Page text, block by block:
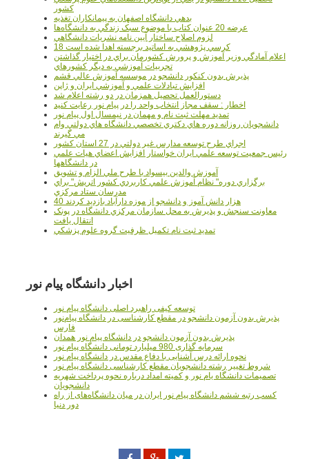
کشور
بدهي دانشگاه اصفهان به پيمانکاران تغذيه
عرضه 20 عنوان کتاب با موضوع سبک زندگي به دانشگاه‌ها
لزوم اصلاح ساختار آيين نامه نشريات دانشگاهي
18 کرسي پژوهشي به اساتيد برجسته اهدا شده است
اعلام آمادگي وزير آموزش و پرورش کشورمان براي در اختيار گذاشتن
تجربيات آموزشي به ديگر کشورهاي
پذيرش بدون کنکور دانشجو در موسسه آموزش عالي قشم
افزايش تبادلات علمي و آموزشي ايران و ژاپن
دستورالعمل تحصیل همزمان در دو رشته اعلام شد
اخطار : سقف مجاز انتخاب واحد را در پیام نور رعایت کنید
تمدید مهلت ثبت نام و مهمان در نیمسال اول پیام نور
دانشجويان روزانه دوره هاي دكتري تخصصي دانشگاه هاي دولتي وام
مي گيرند
اجراي طرح توسعه مدارس غير دولتي در 27 استان کشور
رئيس جمعيت توسعه علمي ايران خواستار افزايش اعضاي هيات علمي
در دانشگاهها
آموزش والدين بيسواد با طرح ملي الزام و تشويق
برگزاري دوره" نظام آموزش علمي كاربردي كشور اتريش" براي
مدرسان ستاد مرکزي
40 هزار دانش آموز و دانشجو از موزه دارآباد بازديد کردند
معاونت سنجش و پذيرش به محل سازمان مرکزي دانشگاه در پونک
انتقال يافت
تمديد ثبت نام تکميل ظرفيت گروه علوم پزشکي
اخبار دانشگاه پیام نور
توسعه کیفی راهبرد اصلی دانشگاه پیام نور
پذیرش بدون آزمون دانشجو در مقطع کارشناسی در دانشگاه پیام‌نور
فارس
پذیرش بدون آزمون دانشجو در دانشگاه پیام نور همدان
سرمایه گذاری 980 میلیارد تومانی دانشگاه پیام نور
نحوه ارائه درس آشنایی با دفاع مقدس در دانشگاه پیام نور
شروط تغییر رشته دانشجویان مقطع کارشناسی دانشگاه پیام نور
تصمیمات دانشگاه یام نور و کمیته امداد درباره نحوه پرداخت شهریه
دانشجویان
کسب رتبه ششم دانشگاه پیام نور ایران در میان دانشگاه‌های از راه
دور دنیا